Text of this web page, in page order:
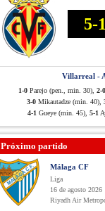
5-1
Villarreal -
1-0 Parejo (pen., min. 30), 2-0
3-0 Mikautadze (min. 40),
4-1 Gueye (min. 45), 5-1
Próximo partido
Málaga CF
Liga
16 de agosto 2026
Riyadh Air